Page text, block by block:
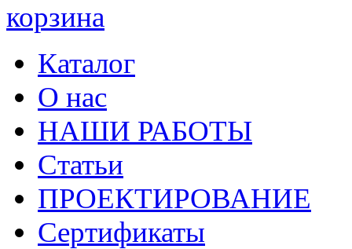
корзина
Каталог
О нас
НАШИ РАБОТЫ
Статьи
ПРОЕКТИРОВАНИЕ
Сертификаты